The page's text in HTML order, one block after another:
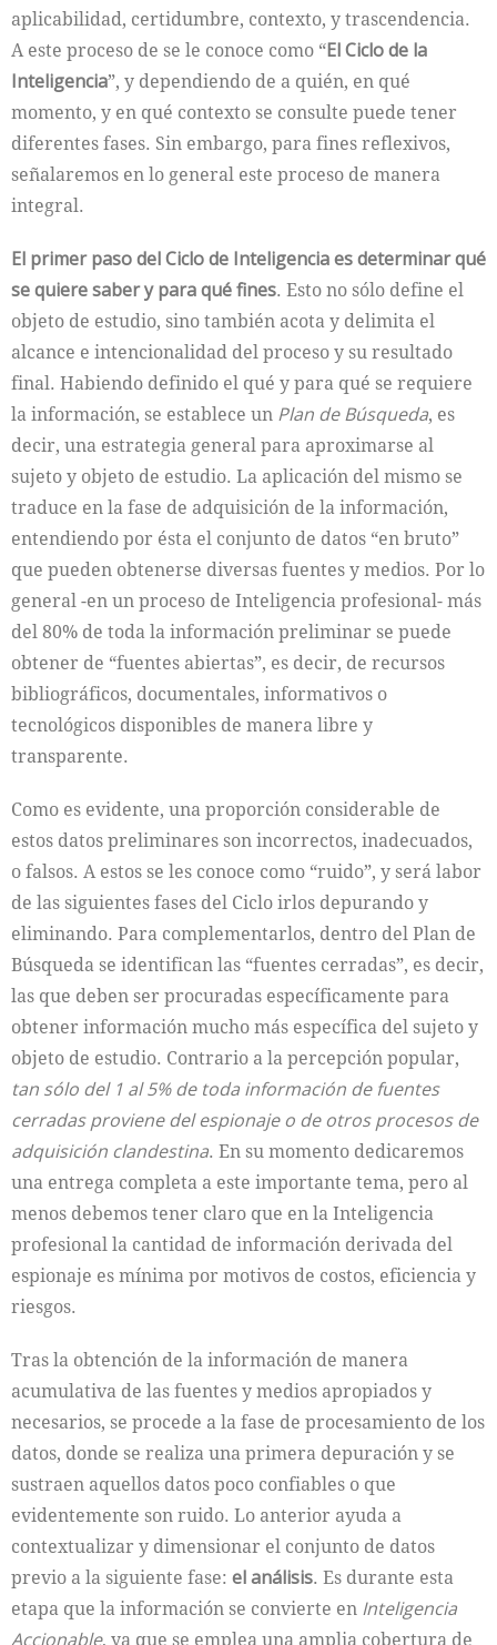
aplicabilidad, certidumbre, contexto, y trascendencia.
A este proceso de se le conoce como “El Ciclo de la
Inteligencia”, y dependiendo de a quién, en qué
momento, y en qué contexto se consulte puede tener
diferentes fases. Sin embargo, para fines reflexivos,
señalaremos en lo general este proceso de manera
integral.
El primer paso del Ciclo de Inteligencia es determinar qué
se quiere saber y para qué fines. Esto no sólo define el
objeto de estudio, sino también acota y delimita el
alcance e intencionalidad del proceso y su resultado
final. Habiendo definido el qué y para qué se requiere
la información, se establece un Plan de Búsqueda, es
decir, una estrategia general para aproximarse al
sujeto y objeto de estudio. La aplicación del mismo se
traduce en la fase de adquisición de la información,
entendiendo por ésta el conjunto de datos “en bruto”
que pueden obtenerse diversas fuentes y medios. Por lo
general -en un proceso de Inteligencia profesional- más
del 80% de toda la información preliminar se puede
obtener de “fuentes abiertas”, es decir, de recursos
bibliográficos, documentales, informativos o
tecnológicos disponibles de manera libre y
transparente.
Como es evidente, una proporción considerable de
estos datos preliminares son incorrectos, inadecuados,
o falsos. A estos se les conoce como “ruido”, y será labor
de las siguientes fases del Ciclo irlos depurando y
eliminando. Para complementarlos, dentro del Plan de
Búsqueda se identifican las “fuentes cerradas”, es decir,
las que deben ser procuradas específicamente para
obtener información mucho más específica del sujeto y
objeto de estudio. Contrario a la percepción popular,
tan sólo del 1 al 5% de toda información de fuentes
cerradas proviene del espionaje o de otros procesos de
adquisición clandestina. En su momento dedicaremos
una entrega completa a este importante tema, pero al
menos debemos tener claro que en la Inteligencia
profesional la cantidad de información derivada del
espionaje es mínima por motivos de costos, eficiencia y
riesgos.
Tras la obtención de la información de manera
acumulativa de las fuentes y medios apropiados y
necesarios, se procede a la fase de procesamiento de los
datos, donde se realiza una primera depuración y se
sustraen aquellos datos poco confiables o que
evidentemente son ruido. Lo anterior ayuda a
contextualizar y dimensionar el conjunto de datos
previo a la siguiente fase: el análisis. Es durante esta
etapa que la información se convierte en Inteligencia
Accionable, ya que se emplea una amplia cobertura de